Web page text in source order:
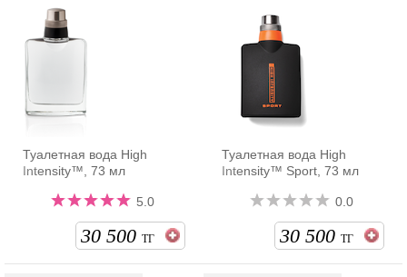
Туалетная вода High
Intensity™, 73 мл
5.0
30 500 ТГ
Туалетная вода High
Intensity™ Sport, 73 мл
0.0
30 500 ТГ